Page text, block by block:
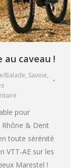
au caveau !
Balade, Savoie,
pour
& Dent
toute sérénité
VTT-AE sur les
Marestel !